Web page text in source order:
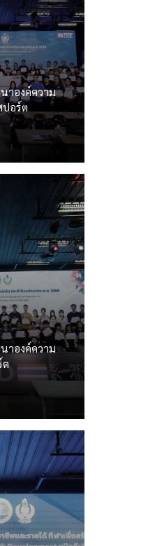
าองค์ความ
อร์ต
าองค์ความ
ต